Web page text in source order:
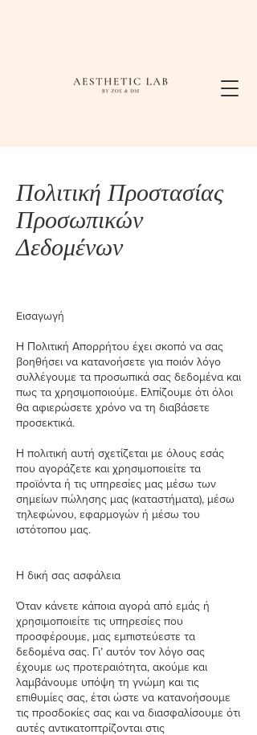
Πολιτική Προστασίας
Προσωπικών
Δεδομένων
Eισαγωγή
Η Πολιτική Απορρήτου έχει σκοπό να σας
βοηθήσει να κατανοήσετε για ποιόν λόγο
συλλέγουμε τα προσωπικά σας δεδομένα και
πως τα χρησιμοποιούμε. Ελπίζουμε ότι όλοι
θα αφιερώσετε χρόνο να τη διαβάσετε
προσεκτικά.
Η πολιτική αυτή σχετίζεται με όλους εσάς
που αγοράζετε και χρησιμοποιείτε τα
προϊόντα ή τις υπηρεσίες μας μέσω των
σημείων πώλησης μας (καταστήματα), μέσω
τηλεφώνου, εφαρμογών ή μέσω του
ιστότοπου μας.
Η δική σας ασφάλεια
Όταν κάνετε κάποια αγορά από εμάς ή
χρησιμοποιείτε τις υπηρεσίες που
προσφέρουμε, μας εμπιστεύεστε τα
δεδομένα σας. Γι’ αυτόν τον λόγο σας
έχουμε ως προτεραιότητα, ακούμε και
λαμβάνουμε υπόψη τη γνώμη και τις
επιθυμίες σας, έτσι ώστε να κατανοήσουμε
τις προσδοκίες σας και να διασφαλίσουμε ότι
αυτές αντικατοπτρίζονται στις